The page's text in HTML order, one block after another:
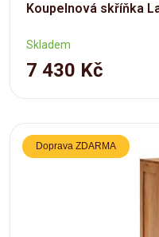
Koupelnová skříňka
Skladem
7 430 Kč
Doprava ZDARMA